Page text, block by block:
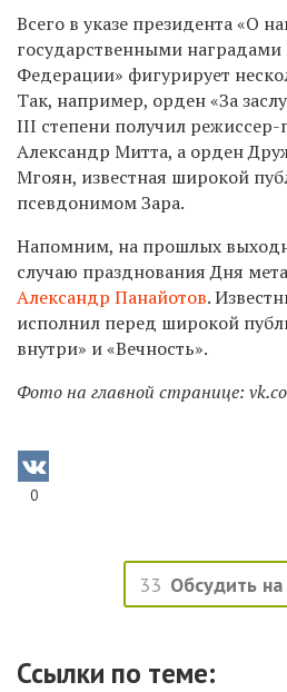
Всего в указе президента «О
государственными наградами
Федерации» фигурирует
Так, например, орден «За
III степени получил
Александр Митта, а орден
Мгоян, известная широкой
псевдонимом Зара.
Напомним, на прошлых
случаю празднования Дня
Александр Панайотов.
исполнил перед широкой
внутри» и «Вечность».
Фото на главной странице:
0
33 Обсудить
Ссылки по теме: